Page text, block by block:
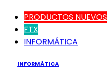
PRODUCTOS NUEVOS
FTX
INFORMÁTICA
INFORMÁTICA